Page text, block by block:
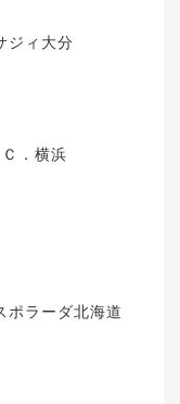
ジィ大分
．横浜
ポラーダ北海道